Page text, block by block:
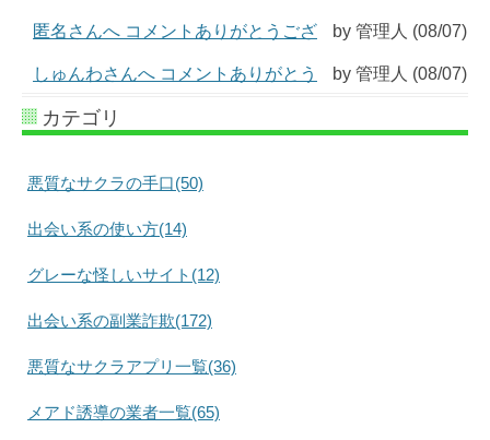
匿名さんへ コメントありがとうござ by 管理人 (08/07)
しゅんわさんへ コメントありがとう by 管理人 (08/07)
カテゴリ
悪質なサクラの手口(50)
出会い系の使い方(14)
グレーな怪しいサイト(12)
出会い系の副業詐欺(172)
悪質なサクラアプリ一覧(36)
メアド誘導の業者一覧(65)